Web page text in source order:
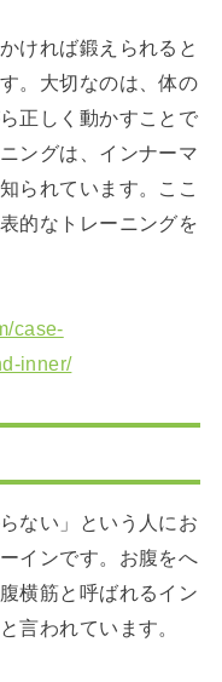
ければ鍛えられると
。大切なのは、体の
正しく動かすことで
ングは、インナーマ
られています。ここ
的なトレーニングを
case-
inner/
ない」という人にお
インです。お腹をへ
横筋と呼ばれるイン
言われています。